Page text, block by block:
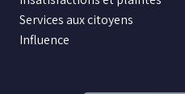
Services aux citoyens
Influence